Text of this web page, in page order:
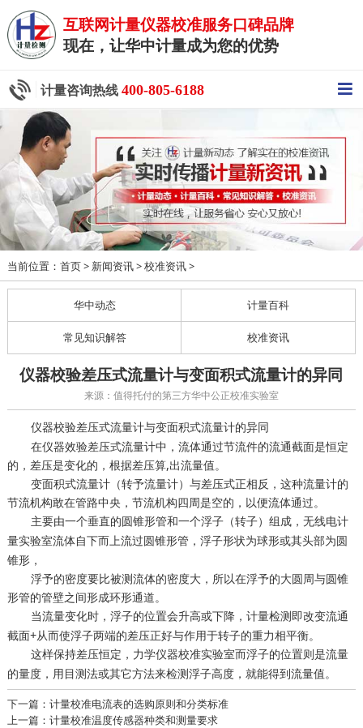
互联网计量仪器校准服务口碑品牌
现在，让华中计量成为您的优势
计量咨询热线 400-805-6188
当前位置： 首页> 新闻资讯> 校准资讯>
华中动态 计量百科
常见知识解答 校准资讯
仪器校验差压式流量计与变面积式流量计的异同
来源：值得托付的第三方华中公正校准实验室
仪器校验差压式流量计与变面积式流量计的异同
在仪器效验差压式流量计中，流体通过节流件的流通截面是恒定
的，差压是变化的，根据差压算,出流量值。
变面积式流量计（转予流量计）与差压式正相反，这种流量计的
节流机构敢在管路中央，节流机构四周是空的，以便流体通过。
主要由一个垂直的圆锥形管和一个浮子（转子）组成， 无线电计
量实验室流体自下而上流过圆锥形管，浮子形状为球形或其头部为圆
锥形，
浮予的密度要比被测流体的密度大，所以在浮予的大圆周与圆锥
形管的管壁之间形成环形通道。
当流量变化时，浮子的位置会升高或下降， 计量检测 即改变流通
截面+从而使浮子两端的差压正好与作用于转子的重力相平衡。
这样保持差压恒定， 力学仪器校准实验室而浮子的位置则是流量
的量度，用目测法或其它方法来检测浮子高度，就能得到流量值。
下一篇：计量校准电流表的选购原则和分类标准
上一篇：计量校准温度传感器种类和测量要求